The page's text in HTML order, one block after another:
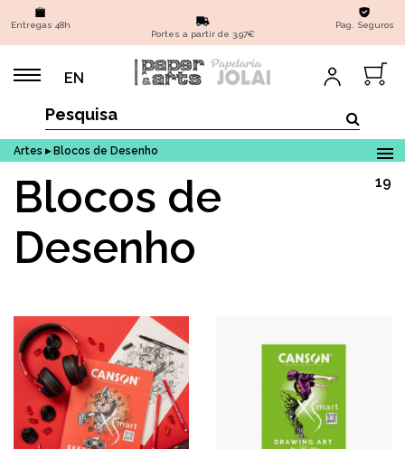
Entregas 48h
Portes a partir de 3,97€
Pag. Seguros
EN
Artes ▸ Blocos de Desenho
Blocos de
Desenho
19